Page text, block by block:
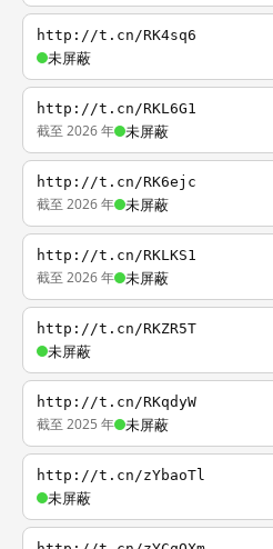
http://t.cn/RK4sq6
未屏蔽
http://t.cn/RKL6G1
截至 2026 年 未屏蔽
http://t.cn/RK6ejc
截至 2026 年 未屏蔽
http://t.cn/RKLKS1
截至 2026 年 未屏蔽
http://t.cn/RKZR5T
未屏蔽
http://t.cn/RKqdyW
截至 2025 年 未屏蔽
http://t.cn/zYbaoTl
未屏蔽